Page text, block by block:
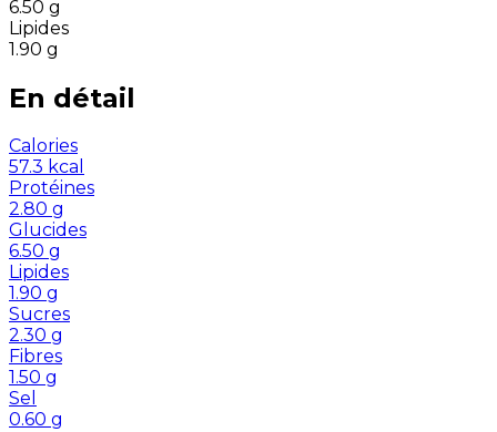
6.50 g
Lipides
1.90 g
En détail
Calories
57.3 kcal
Protéines
2.80 g
Glucides
6.50 g
Lipides
1.90 g
Sucres
2.30 g
Fibres
1.50 g
Sel
0.60 g